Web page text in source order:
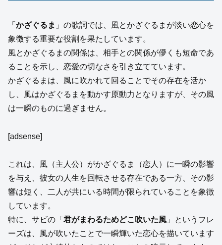
「 かざぐるま 」の歌詞では、風とかざぐるまが淡い恋心を
象徴する重要な役割を果たしています。
風とかざぐるまの関係は、相手との関係が儚くも短命であ
ることを示し、恋愛の切なさを引き立てています。
かざぐるまは、風に吹かれて回ることでその存在を活か
し、風はかざぐるまを動かす原動力となりますが、その風
は一瞬のものに過ぎません。
[adsense]
これは、風（主人公）がかざぐるま（恋人）に一瞬の影響
を与え、彼女の人生を回転させる存在である一方、その影
響は短く、二人が共にいる時間が限られていることを象徴
しています。
特に、サビの「 君がまわるためどこ吹いた風 」というフレ
ーズは、風が吹いたことで一瞬輝いた恋心を描いています